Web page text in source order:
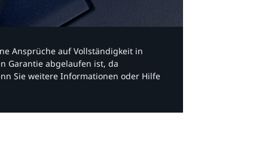
Ansprüche auf Vollständigkeit in
Garantie abgelaufen ist, da
Sie weitere Informationen oder Hilfe